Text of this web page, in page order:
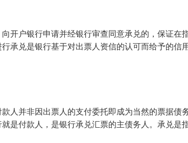
开户银行申请并经银行审查同意承兑的，保证在
承兑是银行基于对出票人资信的认可而给予的信
人并非因出票人的支付委托即成为当然的票据债
是付款人，是银行承兑汇票的主债务人。承兑是